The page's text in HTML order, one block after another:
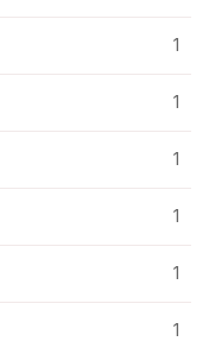
1
1
1
1
1
1